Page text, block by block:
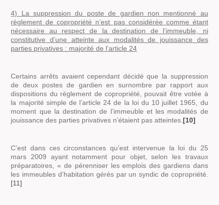
4) La suppression du poste de gardien non mentionné au
règlement de copropriété n’est pas considérée comme étant
nécessaire au respect de la destination de l’immeuble, ni
constitutive d’une atteinte aux modalités de jouissance des
parties privatives : majorité de l’article 24
Certains arrêts avaient cependant décidé que la suppression
de deux postes de gardien en surnombre par rapport aux
dispositions du règlement de copropriété, pouvait être votée à
la majorité simple de l’article 24 de la loi du 10 juillet 1965, du
moment que la destination de l’immeuble et les modalités de
jouissance des parties privatives n’étaient pas atteintes.[10]
C’est dans ces circonstances qu’est intervenue la loi du 25
mars 2009 ayant notamment pour objet, selon les travaux
préparatoires, « de pérenniser les emplois des gardiens dans
les immeubles d’habitation gérés par un syndic de copropriété.
[11]